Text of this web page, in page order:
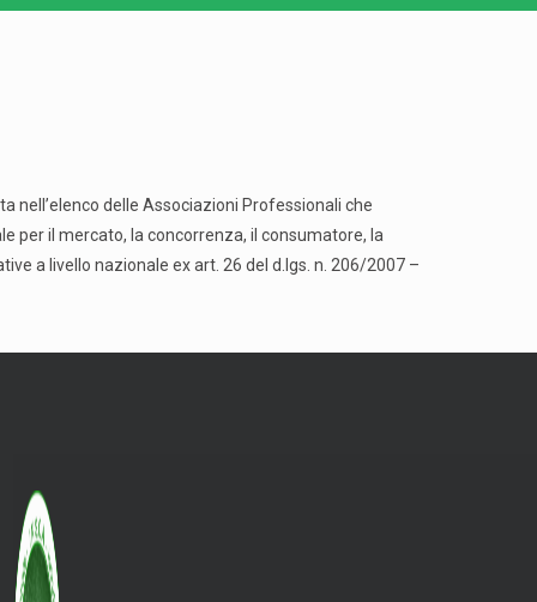
nell’elenco delle Associazioni Professionali che
per il mercato, la concorrenza, il consumatore, la
a livello nazionale ex art. 26 del d.lgs. n. 206/2007 –